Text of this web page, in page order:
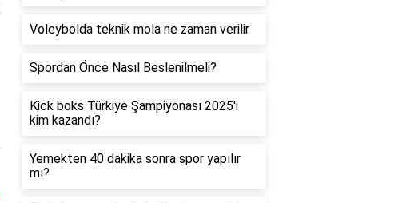
Voleybolda teknik mola ne zaman verilir
Spordan Önce Nasıl Beslenilmeli?
Kick boks Türkiye Şampiyonası 2025'i
kim kazandı?
Yemekten 40 dakika sonra spor yapılır
mı?